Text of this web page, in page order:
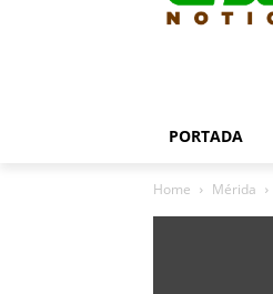
PORTADA
Home Mérida